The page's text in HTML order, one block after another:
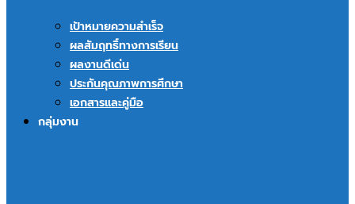
เป้าหมายความสำเร็จ
ผลสัมฤทธิ์ทางการเรียน
ผลงานดีเด่น
ประกันคุณภาพการศึกษา
เอกสารและคู่มือ
กลุ่มงาน